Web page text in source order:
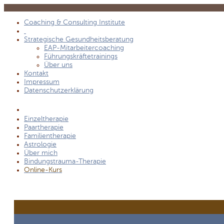
Coaching & Consulting Institute
Strategische Gesundheitsberatung
EAP-Mitarbeitercoaching
Führungskräftetrainings
Über uns
Kontakt
Impressum
Datenschutzerklärung
Einzeltherapie
Paartherapie
Familientherapie
Astrologie
Über mich
Bindungstrauma-Therapie
Online-Kurs